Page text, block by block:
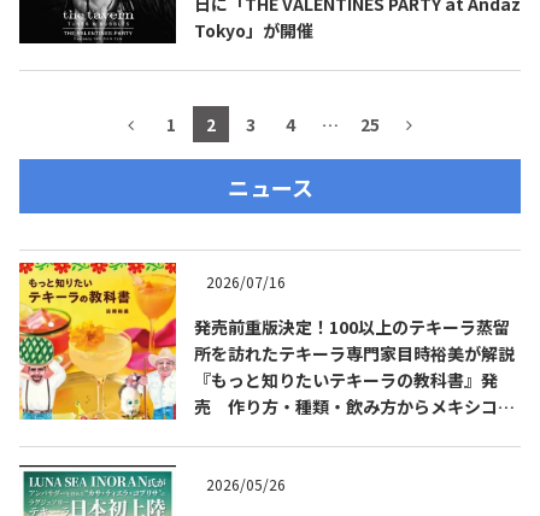
Tokyo」が開催
1 2 3 4 … 25
ニュース
2026/07/16
発売前重版決定！100以上のテキーラ蒸留
所を訪れたテキーラ専門家目時裕美が解説
『もっと知りたいテキーラの教科書』発
売 作り方・種類・飲み方からメキシコ文
2026/05/26